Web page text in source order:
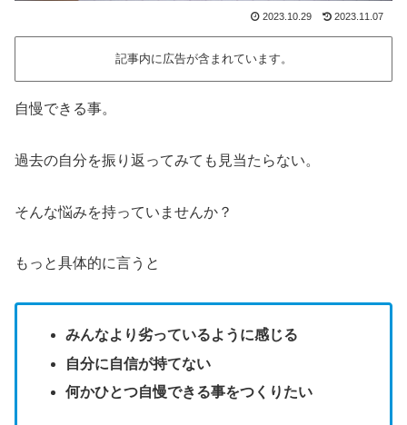
2023.10.29 2023.11.07
記事内に広告が含まれています。
自慢できる事。
過去の自分を振り返ってみても見当たらない。
そんな悩みを持っていませんか？
もっと具体的に言うと
みんなより劣っているように感じる
自分に自信が持てない
何かひとつ自慢できる事をつくりたい